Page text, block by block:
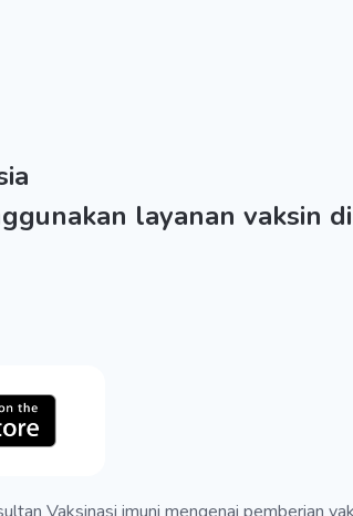
layanan vaksin